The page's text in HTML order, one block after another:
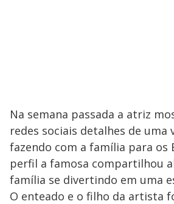
Na semana passada a atriz
redes sociais detalhes de uma
fazendo com a família para os
perfil a famosa compartilhou
família se divertindo em uma
O enteado e o filho da artista